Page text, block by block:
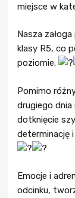
miejsce w
Nasza
klasy R5, co
poziomie.
Pomimo
drugiego
dotknięcie
determinację
Emocje i
odcinku,